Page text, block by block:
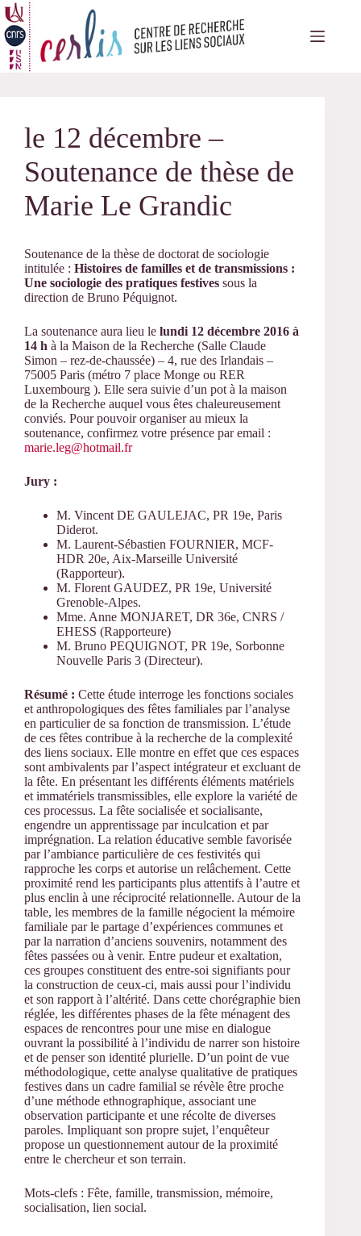
Passer
au
contenu
le 12 décembre –
Soutenance de thèse de
Marie Le Grandic
Soutenance de la thèse de doctorat de sociologie
intitulée : Histoires de familles et de transmissions :
Une sociologie des pratiques festives sous la
direction de Bruno Péquignot.
La soutenance aura lieu le lundi 12 décembre 2016 à
14 h à la Maison de la Recherche (Salle Claude
Simon – rez-de-chaussée) – 4, rue des Irlandais –
75005 Paris (métro 7 place Monge ou RER
Luxembourg ). Elle sera suivie d’un pot à la maison
de la Recherche auquel vous êtes chaleureusement
conviés. Pour pouvoir organiser au mieux la
soutenance, confirmez votre présence par email :
marie.leg@hotmail.fr
Jury :
M. Vincent DE GAULEJAC, PR 19e, Paris
Diderot.
M. Laurent-Sébastien FOURNIER, MCF-
HDR 20e, Aix-Marseille Université
(Rapporteur).
M. Florent GAUDEZ, PR 19e, Université
Grenoble-Alpes.
Mme. Anne MONJARET, DR 36e, CNRS /
EHESS (Rapporteure)
M. Bruno PEQUIGNOT, PR 19e, Sorbonne
Nouvelle Paris 3 (Directeur).
Résumé : Cette étude interroge les fonctions sociales
et anthropologiques des fêtes familiales par l’analyse
en particulier de sa fonction de transmission. L’étude
de ces fêtes contribue à la recherche de la complexité
des liens sociaux. Elle montre en effet que ces espaces
sont ambivalents par l’aspect intégrateur et excluant de
la fête. En présentant les différents éléments matériels
et immatériels transmissibles, elle explore la variété de
ces processus. La fête socialisée et socialisante,
engendre un apprentissage par inculcation et par
imprégnation. La relation éducative semble favorisée
par l’ambiance particulière de ces festivités qui
rapproche les corps et autorise un relâchement. Cette
proximité rend les participants plus attentifs à l’autre et
plus enclin à une réciprocité relationnelle. Autour de la
table, les membres de la famille négocient la mémoire
familiale par le partage d’expériences communes et
par la narration d’anciens souvenirs, notamment des
fêtes passées ou à venir. Entre pudeur et exaltation,
ces groupes constituent des entre-soi signifiants pour
la construction de ceux-ci, mais aussi pour l’individu
et son rapport à l’altérité. Dans cette chorégraphie bien
réglée, les différentes phases de la fête ménagent des
espaces de rencontres pour une mise en dialogue
ouvrant la possibilité à l’individu de narrer son histoire
et de penser son identité plurielle. D’un point de vue
méthodologique, cette analyse qualitative de pratiques
festives dans un cadre familial se révèle être proche
d’une méthode ethnographique, associant une
observation participante et une récolte de diverses
paroles. Impliquant son propre sujet, l’enquêteur
propose un questionnement autour de la proximité
entre le chercheur et son terrain.
Mots-clefs : Fête, famille, transmission, mémoire,
socialisation, lien social.